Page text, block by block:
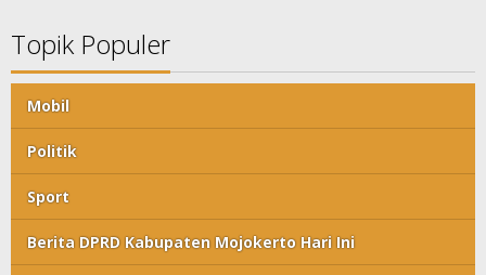
Topik Populer
Mobil
Politik
Sport
Berita DPRD Kabupaten Mojokerto Hari Ini